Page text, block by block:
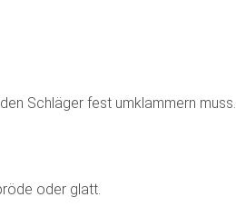
Schläger fest umklammern muss.
oder glatt.